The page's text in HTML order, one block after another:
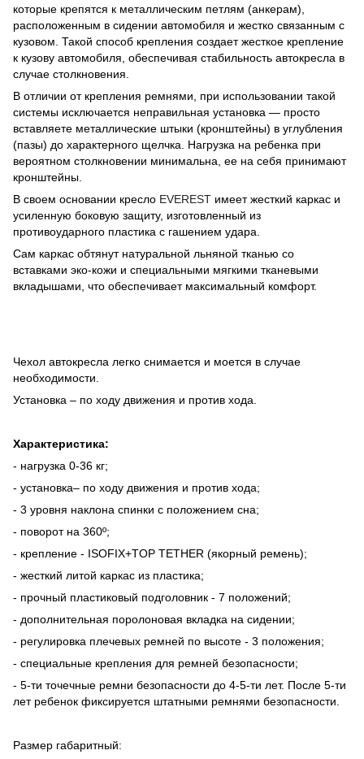
которые крепятся к металлическим петлям (анкерам),
расположенным в сидении автомобиля и жестко связанным с
кузовом. Такой способ крепления создает жесткое крепление
к кузову автомобиля, обеспечивая стабильность автокресла в
случае столкновения.
В отличии от крепления ремнями, при использовании такой
системы исключается неправильная установка — просто
вставляете металлические штыки (кронштейны) в углубления
(пазы) до характерного щелчка. Нагрузка на ребенка при
вероятном столкновении минимальна, ее на себя принимают
кронштейны.
В своем основании кресло EVEREST имеет жесткий каркас и
усиленную боковую защиту, изготовленный из
противоударного пластика с гашением удара.
Сам каркас обтянут натуральной льняной тканью со
вставками эко-кожи и специальными мягкими тканевыми
вкладышами, что обеспечивает максимальный комфорт.
Чехол автокресла легко снимается и моется в случае
необходимости.
Установка – по ходу движения и против хода.
Характеристика:
- нагрузка 0-36 кг;
- установка– по ходу движения и против хода;
- 3 уровня наклона спинки с положением сна;
- поворот на 360º;
- крепление - ISOFIX+TOP TETHER (якорный ремень);
- жесткий литой каркас из пластика;
- прочный пластиковый подголовник - 7 положений;
- дополнительная поролоновая вкладка на сидении;
- регулировка плечевых ремней по высоте - 3 положения;
- специальные крепления для ремней безопасности;
- 5-ти точечные ремни безопасности до 4-5-ти лет. После 5-ти
лет ребенок фиксируется штатными ремнями безопасности.
Размер габаритный: